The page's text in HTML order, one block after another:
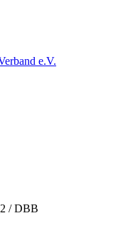
2 / DBB